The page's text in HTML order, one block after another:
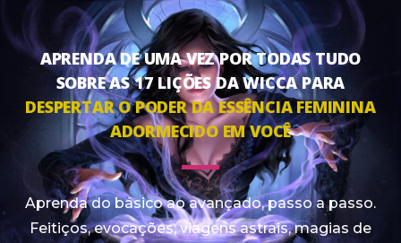
APRENDA DE UMA VEZ POR TODAS TUDO
SOBRE AS 17 LIÇÕES DA WICCA PARA
DESPERTAR O PODER DA ESSÊNCIA FEMININA
ADORMECIDO EM VOCÊ
Aprenda do básico ao avançado, passo a passo.
Feitiços, evocações, viagens astrais, magias de